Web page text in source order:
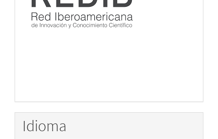
Idioma